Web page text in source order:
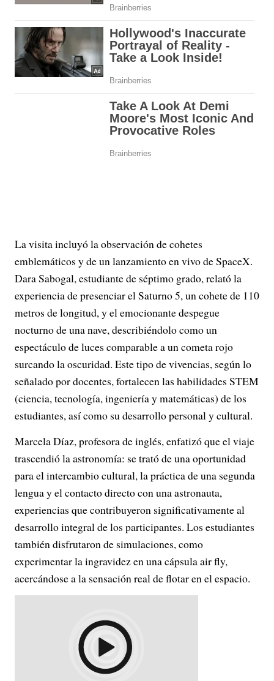
La visita incluyó la observación de cohetes
emblemáticos y de un lanzamiento en vivo de SpaceX.
Dara Sabogal, estudiante de séptimo grado, relató la
experiencia de presenciar el Saturno 5, un cohete de 110
metros de longitud, y el emocionante despegue
nocturno de una nave, describiéndolo como un
espectáculo de luces comparable a un cometa rojo
surcando la oscuridad. Este tipo de vivencias, según lo
señalado por docentes, fortalecen las habilidades STEM
(ciencia, tecnología, ingeniería y matemáticas) de los
estudiantes, así como su desarrollo personal y cultural.
Marcela Díaz, profesora de inglés, enfatizó que el viaje
trascendió la astronomía: se trató de una oportunidad
para el intercambio cultural, la práctica de una segunda
lengua y el contacto directo con una astronauta,
experiencias que contribuyeron significativamente al
desarrollo integral de los participantes. Los estudiantes
también disfrutaron de simulaciones, como
experimentar la ingravidez en una cápsula air fly,
acercándose a la sensación real de flotar en el espacio.